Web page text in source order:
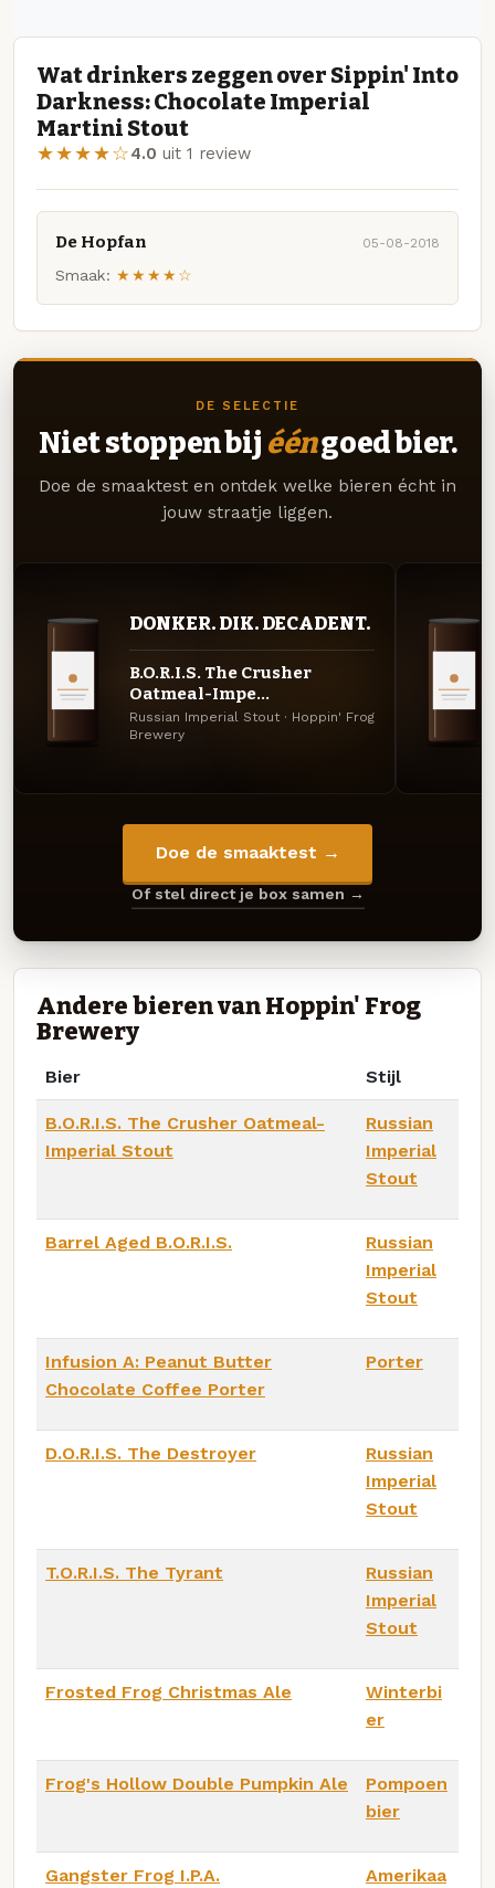
Wat drinkers zeggen over Sippin' Into
Darkness: Chocolate Imperial
Martini Stout
★★★★☆4.0 uit 1 review
De Hopfan 05-08-2018
Smaak: ★★★★☆
DE SELECTIE
Niet stoppen bij ééngoed bier.
Doe de smaaktest en ontdek welke bieren écht in
jouw straatje liggen.
DONKER. DIK. DECADENT.
B.O.R.I.S. The Crusher
Oatmeal-Impe...
Russian Imperial Stout · Hoppin' Frog
Brewery
Doe de smaaktest →
Of stel direct je box samen →
Andere bieren van Hoppin' Frog
Brewery
Bier Stijl
B.O.R.I.S. The Crusher Oatmeal-
Imperial Stout
Russian
Imperial
Stout
Barrel Aged B.O.R.I.S.
Russian
Imperial
Stout
Infusion A: Peanut Butter
Chocolate Coffee Porter
Porter
D.O.R.I.S. The Destroyer
Russian
Imperial
Stout
T.O.R.I.S. The Tyrant
Russian
Imperial
Stout
Frosted Frog Christmas Ale
Winterbi
er
Frog's Hollow Double Pumpkin Ale
Pompoen
bier
Gangster Frog I.P.A.
Amerikaa